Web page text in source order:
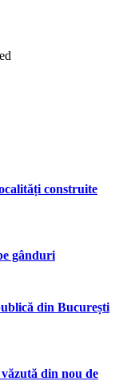
construite
gânduri
din București
din nou de